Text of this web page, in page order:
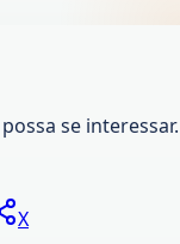
se interessar.
X